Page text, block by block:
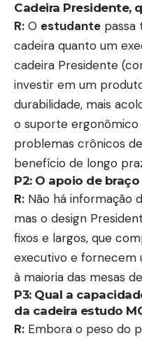
Cadeira Presidente,
R: O estudante passa
cadeira quanto um
cadeira Presidente
investir em um
durabilidade, mais
o suporte
problemas crônicos
benefício de longo
P2: O apoio de
R: Não há informação
mas o design
fixos e largos, que
executivo e fornecem
à maioria das mesas de
P3: Qual a
da cadeira estudo
R: Embora o peso do